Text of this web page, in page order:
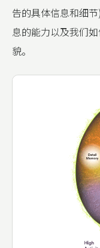
告的具体信息和细
息的能力以及我们
貌。